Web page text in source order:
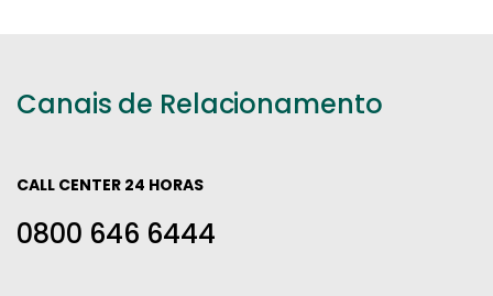
Canais de Relacionamento
CALL CENTER 24 HORAS
0800 646 6444